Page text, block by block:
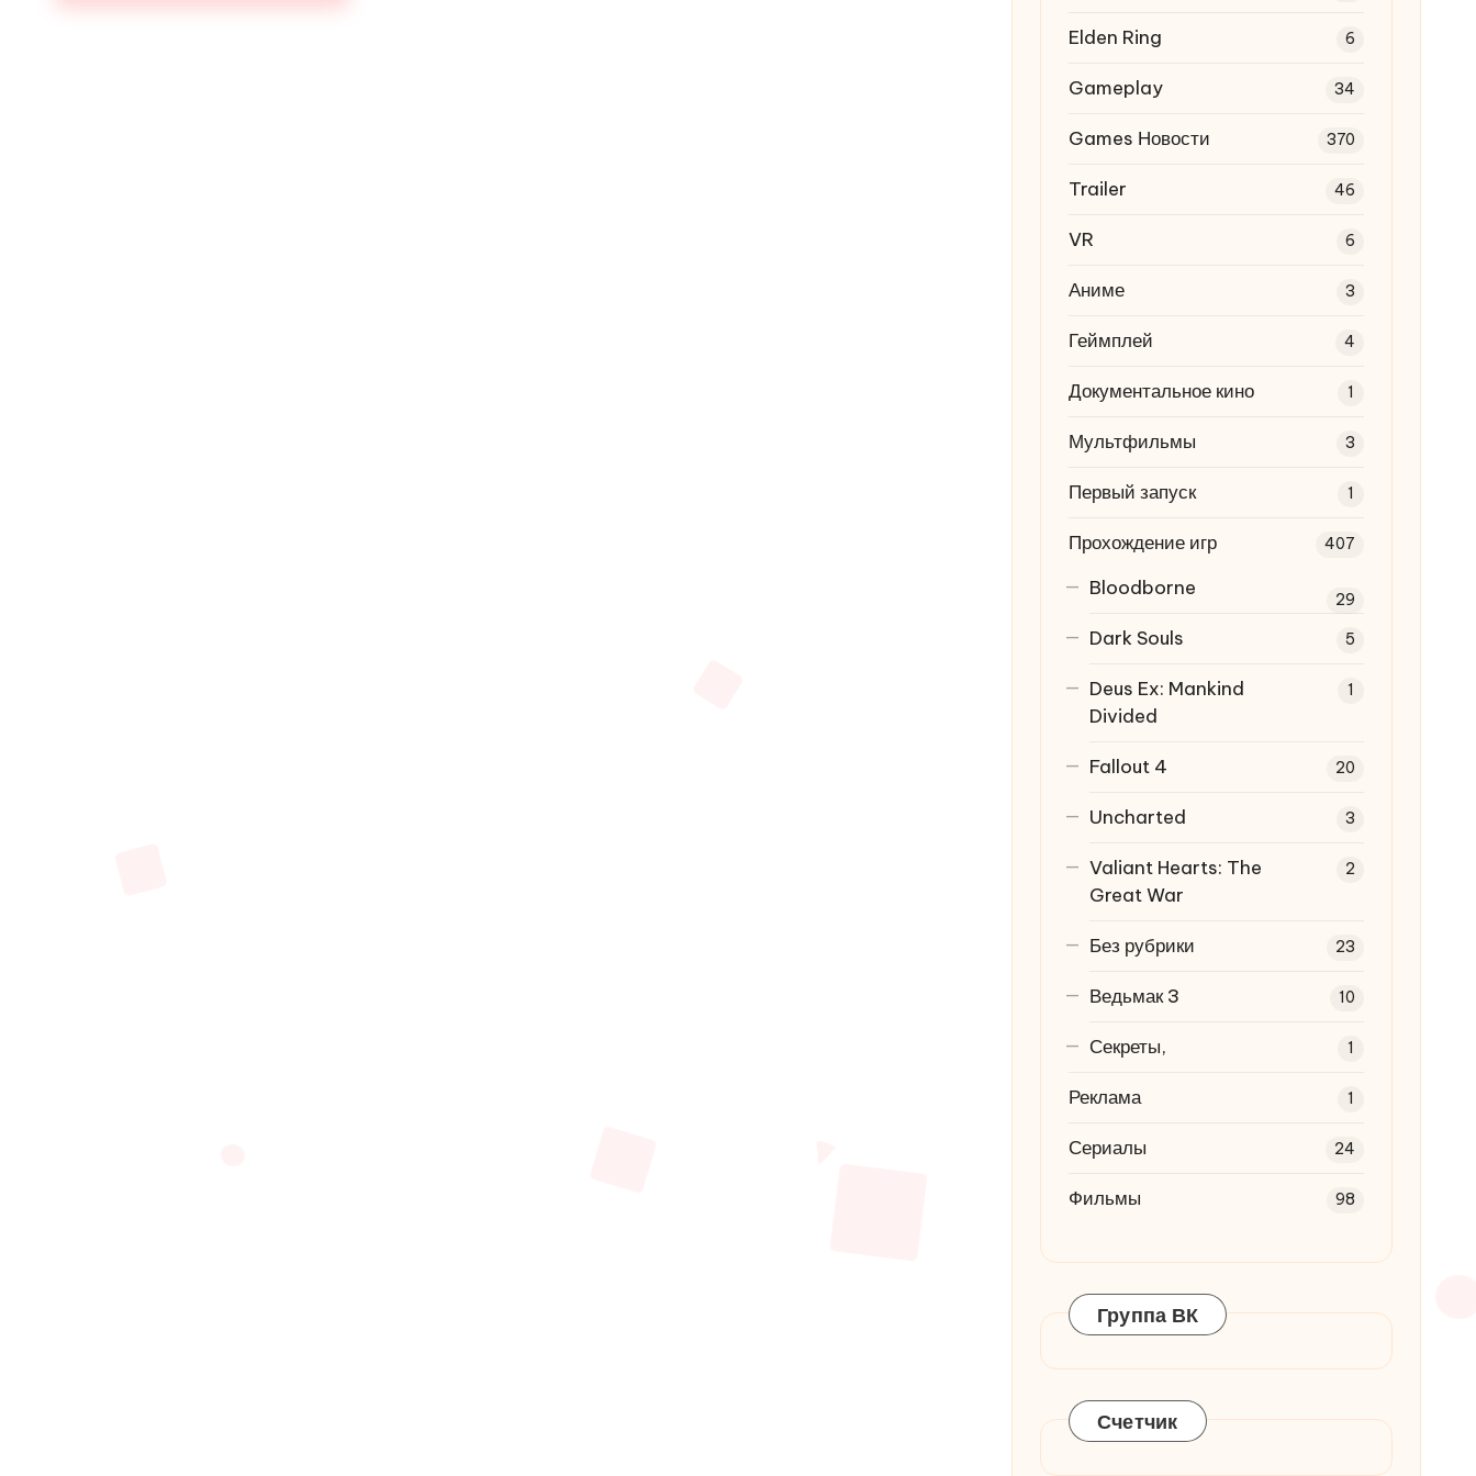
Elden Ring 6
Gameplay 34
Games Новости 370
Trailer 46
VR 6
Аниме 3
Геймплей 4
Документальное кино 1
Мультфильмы 3
Первый запуск 1
Прохождение игр 407
Bloodborne 29
Dark Souls 5
Deus Ex: Mankind
Divided
1
Fallout 4 20
Uncharted 3
Valiant Hearts: The
Great War
2
Без рубрики 23
Ведьмак 3 10
Секреты, 1
Реклама 1
Сериалы 24
Фильмы 98
Группа ВК
Счетчик